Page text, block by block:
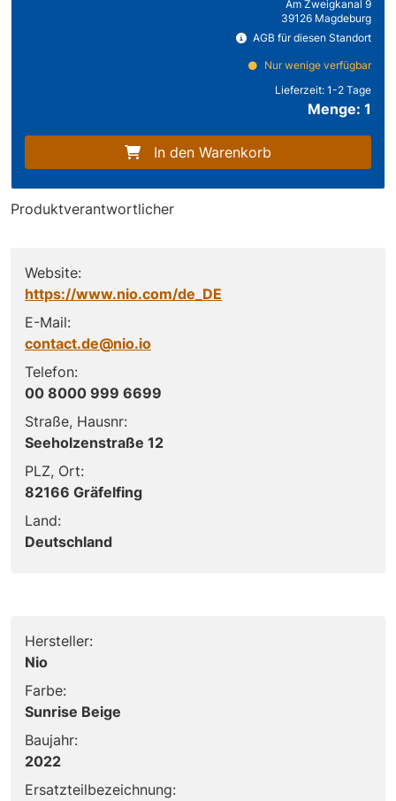
Am Zweigkanal 9
39126 Magdeburg
AGB für diesen Standort
Nur wenige verfügbar
Lieferzeit: 1-2 Tage
Menge: 1
In den Warenkorb
Produktverantwortlicher
Website:
https://www.nio.com/de_DE
E-Mail:
contact.de@nio.io
Telefon:
00 8000 999 6699
Straße, Hausnr:
Seeholzenstraße 12
PLZ, Ort:
82166 Gräfelfing
Land:
Deutschland
Hersteller:
Nio
Farbe:
Sunrise Beige
Baujahr:
2022
Ersatzteilbezeichnung: